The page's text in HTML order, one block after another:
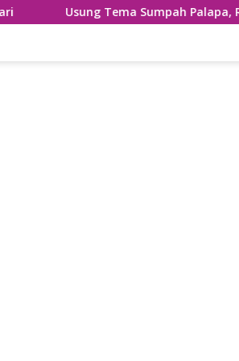
Tema Sumpah Palapa, Ronthek Ceria